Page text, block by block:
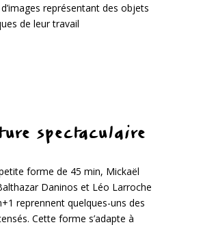
représentant des objets
de leur travail
spectaculaire
forme de 45 min, Mickaël
Daninos et Léo Larroche
reprennent quelques-uns des
Cette forme s’adapte à